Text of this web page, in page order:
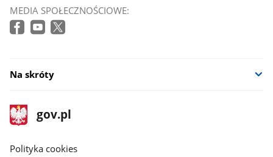
MEDIA SPOŁECZNOŚCIOWE:
Na skróty
stopka
gov.pl
Strona
gov.pl
gov.pl
Polityka cookies